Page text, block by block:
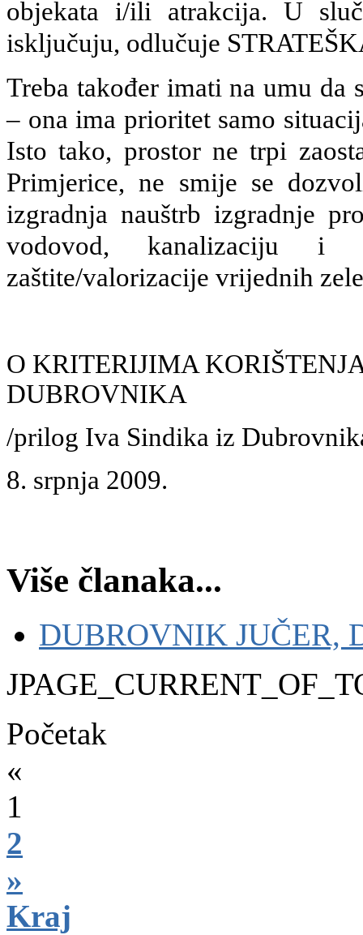
objekata i/ili atrakcija. U
isključuju, odlučuje
Treba također imati na umu da
– ona ima prioritet samo
Isto tako, prostor ne trpi
Primjerice, ne smije se
izgradnja nauštrb izgradnje
vodovod, kanalizaciju i
zaštite/valorizacije vrijednih
O KRITERIJIMA
DUBROVNIKA
/prilog Iva Sindika iz
8. srpnja 2009.
Više članaka...
DUBROVNIK JUČER,
Početak
«
1
2
»
Kraj